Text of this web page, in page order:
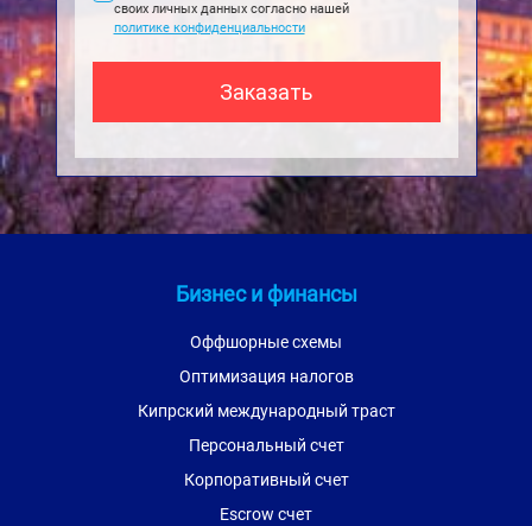
своих личных данных согласно нашей
политике конфиденциальности
Бизнес и финансы
Оффшорные схемы
Оптимизация налогов
Кипрский международный траст
Персональный счет
Корпоративный счет
Escrow счет